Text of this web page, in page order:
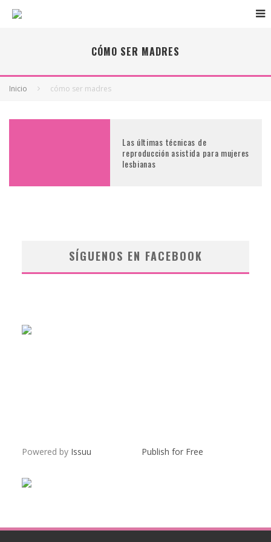
CÓMO SER MADRES
Inicio cómo ser madres
Las últimas técnicas de
reproducción asistida para mujeres
lesbianas
SÍGUENOS EN FACEBOOK
Powered by Issuu Publish for Free